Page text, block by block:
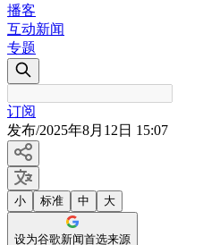
播客
互动新闻
专题
订阅
发布/2025年8月12日 15:07
小 标准 中 大
设为谷歌新闻首选来源